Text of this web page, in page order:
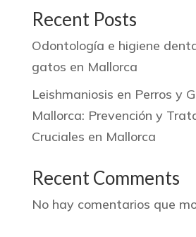
Recent Posts
Odontología e higiene
gatos en Mallorca
Leishmaniosis en Perros y
Mallorca: Prevención y
Cruciales en Mallorca
Recent Comments
No hay comentarios que